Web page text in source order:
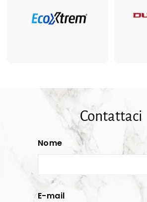
Contattaci
Nome
E-mail